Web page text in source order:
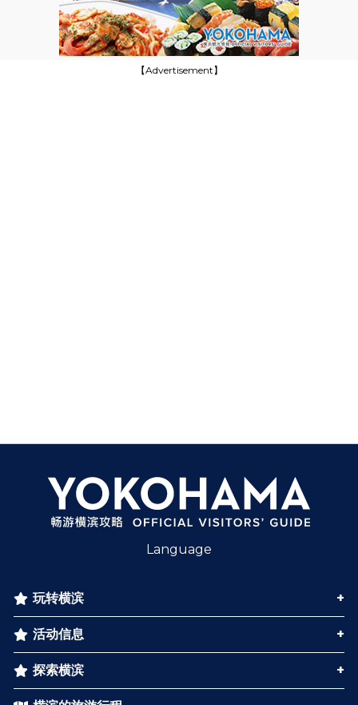
【Advertisement】
Language
玩转横滨
活动信息
探索横滨